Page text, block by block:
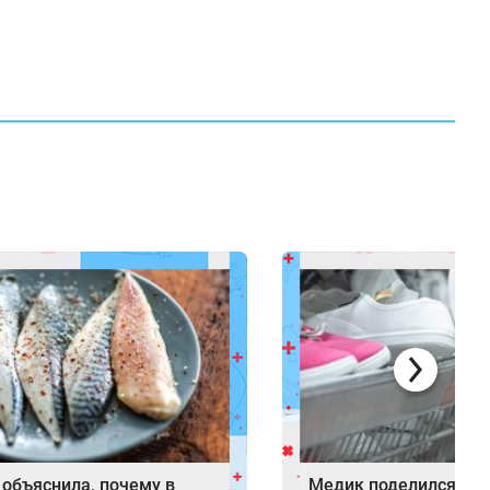
почему в Медик поделился